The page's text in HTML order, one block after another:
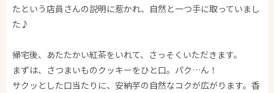
たという店員さんの説明に惹かれ、自然と一つ手に取っていまし
た♪
帰宅後、あたたかい紅茶をいれて、さっそくいただきます。
まずは、さつまいものクッキーをひと口。パク…ん！
サクッとした口当たりに、安納芋の自然なコクが広がります。香